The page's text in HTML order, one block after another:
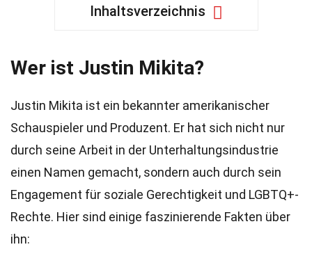
Inhaltsverzeichnis
Wer ist Justin Mikita?
Justin Mikita ist ein bekannter amerikanischer
Schauspieler und Produzent. Er hat sich nicht nur
durch seine Arbeit in der Unterhaltungsindustrie
einen Namen gemacht, sondern auch durch sein
Engagement für soziale Gerechtigkeit und LGBTQ+-
Rechte. Hier sind einige faszinierende Fakten über
ihn: